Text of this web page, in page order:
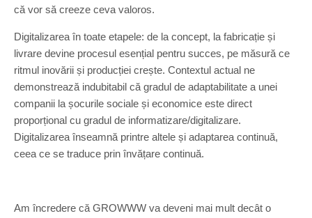
că vor să creeze ceva valoros.
Digitalizarea în toate etapele: de la concept, la fabricație și
livrare devine procesul esențial pentru succes, pe măsură ce
ritmul inovării și producției crește. Contextul actual ne
demonstrează indubitabil că gradul de adaptabilitate a unei
companii la șocurile sociale și economice este direct
proporțional cu gradul de informatizare/digitalizare.
Digitalizarea înseamnă printre altele și adaptarea continuă,
ceea ce se traduce prin învățare continuă.
Am încredere că GROWWW va deveni mai mult decât o